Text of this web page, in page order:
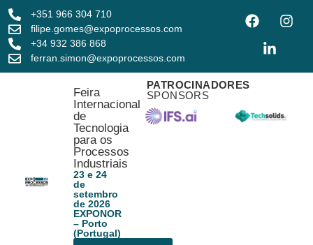
+351 966 304 710
filipe.gomes@expoprocessos.com
+34 932 386 868
ferran.simon@expoprocessos.com
Feira
Internacional
de
Tecnologia
para os
Processos
Industriais
23 e 24
de
setembro
de 2026
EXPONOR
– Porto
(Portugal)
PATROCINADORES
SPONSORS